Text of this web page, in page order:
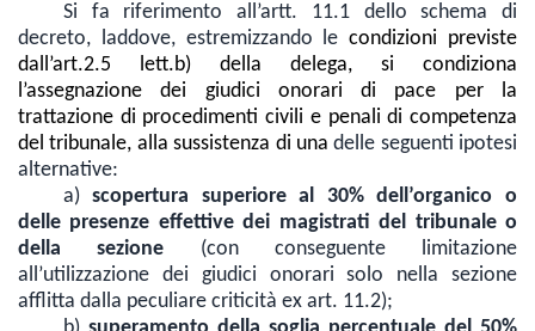
Si fa riferimento all’artt. 11.1 dello schema di
decreto, laddove, estremizzando lecondizioni previste
dall’art.2.5 lett.b) della delega, si condiziona
l’assegnazione dei giudici onorari di pace per la
trattazione di procedimenti civili e penali di competenza
del tribunale, alla sussistenza di una delle seguenti ipotesi
alternative:
a) scopertura superiore al 30% dell’organico o
delle presenze effettive dei magistrati del tribunale o
della sezione (con conseguente limitazione
all’utilizzazione dei giudici onorari solo nella sezione
afflitta dalla peculiare criticità ex art. 11.2);